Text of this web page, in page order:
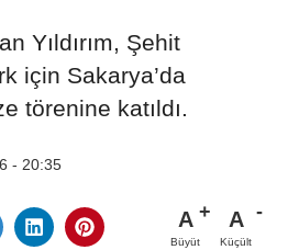
Yıldırım, Şehit
için Sakarya’da
törenine katıldı.
- 20:35
A
Büyüt
A
Küçült